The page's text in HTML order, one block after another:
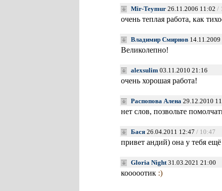
Mir-Teymur 26.11.2006 11:02 /
очень теплая работа, как
Владимир Смирнов
Великолепно!
alexsulim 03.11.2010 21:16
очень хорошая работа!
Распопова Алена 29.12.2010
нет слов, позвольте
Бася 26.04.2011 12:47 / 10:47
привет андий) она у тебя ещё
Gloria Night31.03.2021 21:00
кооооотик :)